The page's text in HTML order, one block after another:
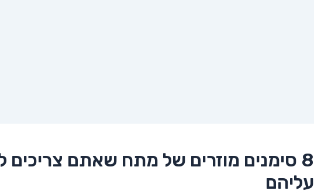
8 סימנים מוזרים של מתח שאתם צריכים
עליהם